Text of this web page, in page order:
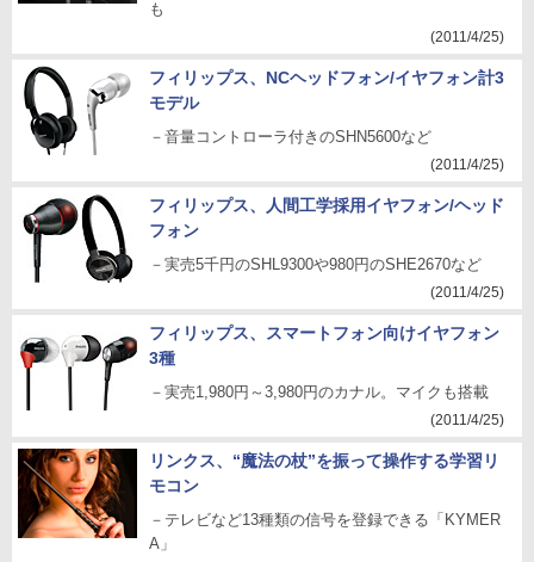
も
(2011/4/25)
フィリップス、NCヘッドフォン/イヤフォン計3
モデル
－音量コントローラ付きのSHN5600など
(2011/4/25)
フィリップス、人間工学採用イヤフォン/ヘッド
フォン
－実売5千円のSHL9300や980円のSHE2670など
(2011/4/25)
フィリップス、スマートフォン向けイヤフォン
3種
－実売1,980円～3,980円のカナル。マイクも搭載
(2011/4/25)
リンクス、“魔法の杖”を振って操作する学習リ
モコン
－テレビなど13種類の信号を登録できる「KYMER
A」